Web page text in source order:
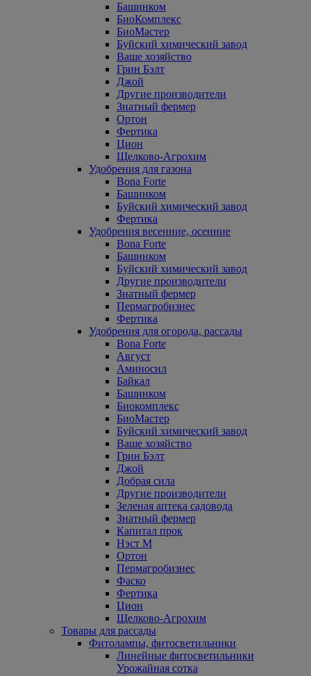
Башинком
БиоКомплекс
БиоМастер
Буйский химический завод
Ваше хозяйство
Грин Бэлт
Джой
Другие производители
Знатный фермер
Ортон
Фертика
Цион
Щелково-Агрохим
Удобрения для газона
Bona Forte
Башинком
Буйский химический завод
Фертика
Удобрения весенние, осенние
Bona Forte
Башинком
Буйский химический завод
Другие производители
Знатный фермер
Пермагробизнес
Фертика
Удобрения для огорода, рассады
Bona Forte
Август
Аминосил
Байкал
Башинком
Биокомплекс
БиоМастер
Буйский химический завод
Ваше хозяйство
Грин Бэлт
Джой
Добрая сила
Другие производители
Зеленая аптека садовода
Знатный фермер
Капитал прок
Нэст М
Ортон
Пермагробизнес
Фаско
Фертика
Цион
Щелково-Агрохим
Товары для рассады
Фитолампы, фитосветильники
Линейные фитосветильники
Урожайная сотка